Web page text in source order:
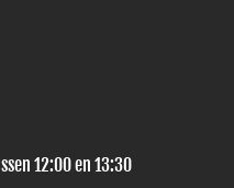
12:00 en 13:30